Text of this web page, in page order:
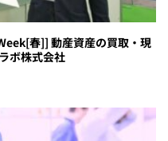
春]] 動産資産の買取・現
ボ株式会社